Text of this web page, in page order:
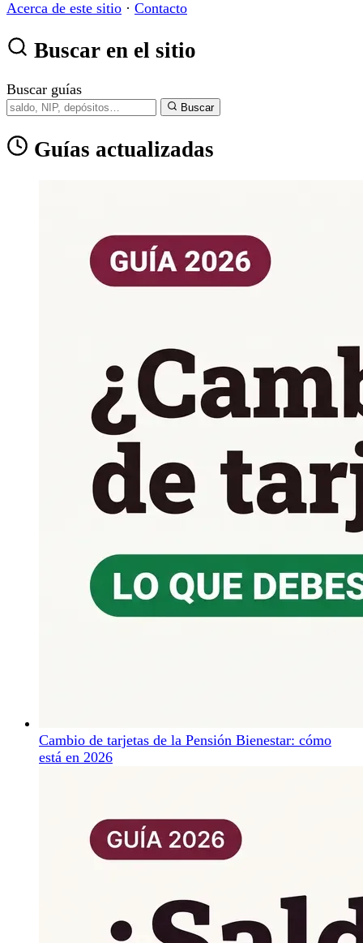
Acerca de este sitio · Contacto
Buscar en el sitio
Buscar guías
Buscar
Guías actualizadas
Cambio de tarjetas de la Pensión Bienestar: cómo
está en 2026